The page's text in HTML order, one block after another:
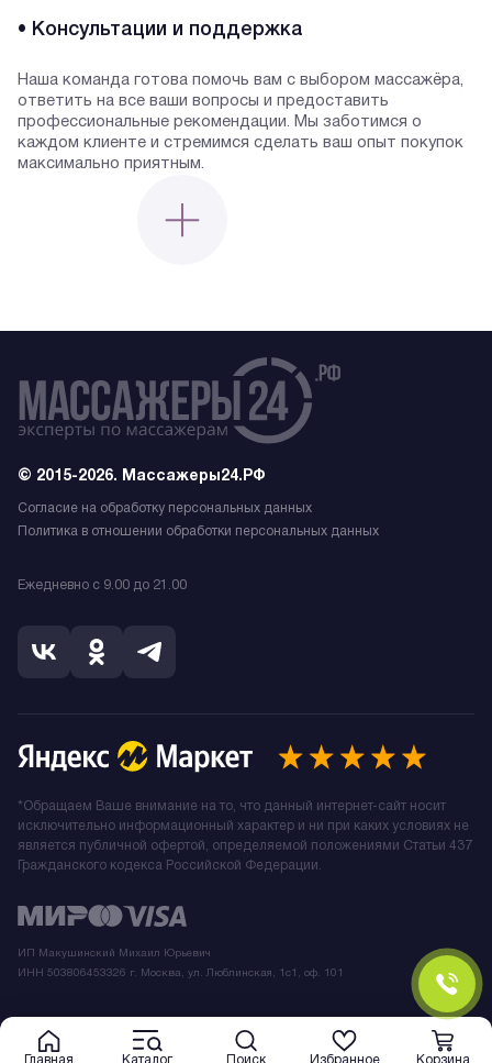
Главная Каталог Поиск Избранное Корзина
• Консультации и поддержка
Наша команда готова помочь вам с выбором массажёра,
ответить на все ваши вопросы и предоставить
профессиональные рекомендации. Мы заботимся о
каждом клиенте и стремимся сделать ваш опыт покупок
максимально приятным.
© 2015-2026. Массажеры24.РФ
Согласие на обработку персональных данных
Политика в отношении обработки персональных данных
Ежедневно с 9.00 до 21.00
ИП Макушинский Михаил Юрьевич
ИНН 503806453326 г. Москва, ул. Люблинская, 1с1, оф. 101
*Обращаем Ваше внимание на то, что данный интернет-сайт носит
исключительно информационный характер и ни при каких условиях не
является публичной офертой, определяемой положениями Статьи 437
Гражданского кодекса Российской Федерации.